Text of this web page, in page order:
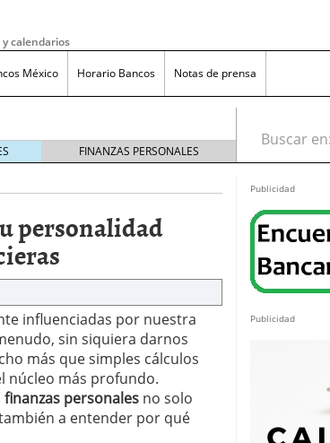
calendarios
México Horario Bancos Notas de prensa
noviembre 20, 2025
jornada laboral en México con
2025
FINANZAS PERSONALES
Buscar en:
personalidad
influenciadas por nuestra
sin siquiera darnos
más que simples cálculos
núcleo más profundo.
finanzas personales no solo
a entender por qué
Publicidad
Publicidad